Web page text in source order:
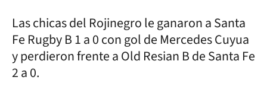
Las chicas del Rojinegro le ganaron a Santa
Fe Rugby B 1 a 0 con gol de Mercedes Cuyua
y perdieron frente a Old Resian B de Santa Fe
2 a 0.